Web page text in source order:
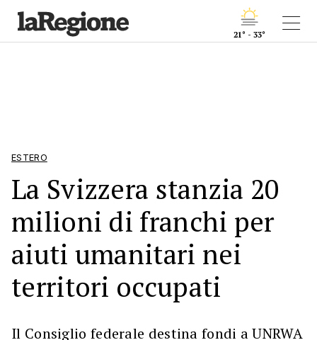
21° - 33°
ESTERO
La Svizzera stanzia 20
milioni di franchi per
aiuti umanitari nei
territori occupati
Il Consiglio federale destina fondi a UNRWA